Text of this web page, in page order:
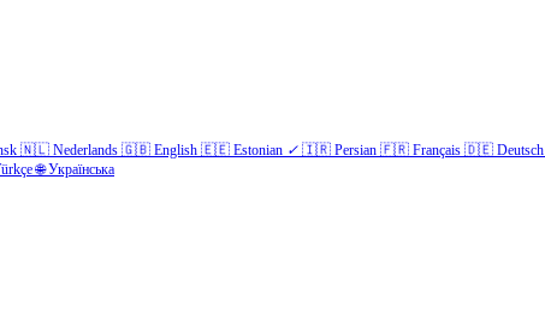
🇳🇱 Nederlands 🇬🇧 English 🇪🇪 Estonian ✓ 🇮🇷 Persian 🇫🇷 Français 🇩🇪 Deutsch
🌐 Українська